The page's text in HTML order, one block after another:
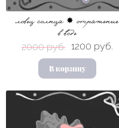
ловец солнца ✸ отражение
в воде
2000 руб. 1200 руб.
В корзину